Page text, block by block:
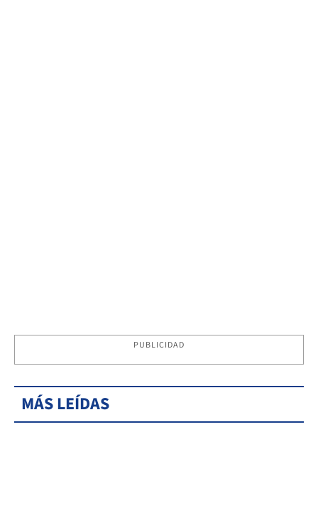
PUBLICIDAD
MÁS LEÍDAS